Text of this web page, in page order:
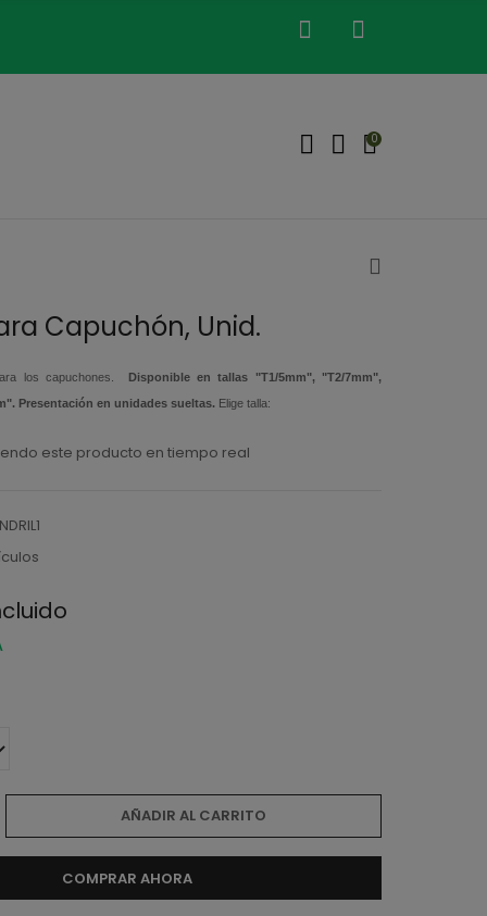
0
Capuchón, Unid.
los capuchones.
Disponible en tallas "T1/5mm", "T2/7mm",
Presentación en unidades sueltas. Elige talla:
este producto en tiempo real
AÑADIR AL CARRITO
COMPRAR AHORA